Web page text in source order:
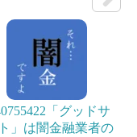
「グッドサ
」は闇金融業者の